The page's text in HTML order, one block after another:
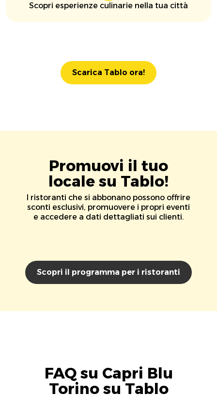
Scopri esperienze culinarie nella tua città
Scarica Tablo ora!
Promuovi il tuo
locale su Tablo!
I ristoranti che si abbonano possono offrire
sconti esclusivi, promuovere i propri eventi
e accedere a dati dettagliati sui clienti.
Scopri il programma per i ristoranti
FAQ su Capri Blu
Torino su Tablo